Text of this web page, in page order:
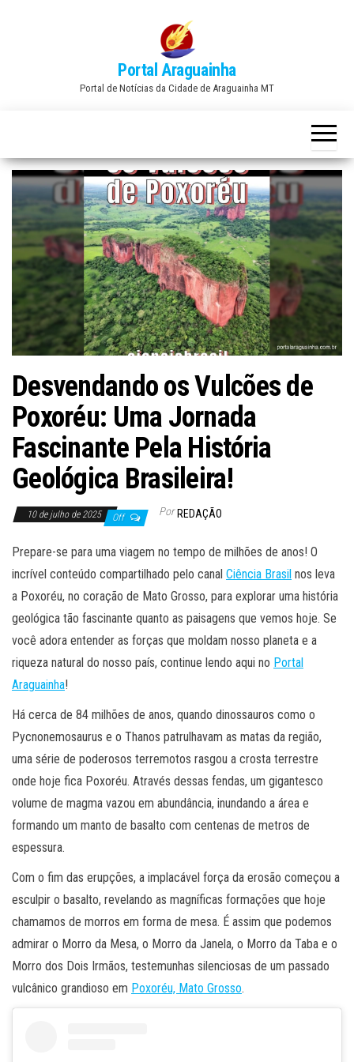
Portal Araguainha
Portal de Notícias da Cidade de Araguainha MT
Desvendando os Vulcões de
Poxoréu: Uma Jornada
Fascinante Pela História
Geológica Brasileira!
10 de julho de 2025 Off Por REDAÇÃO
Prepare-se para uma viagem no tempo de milhões de anos! O
incrível conteúdo compartilhado pelo canal Ciência Brasil nos leva
a Poxoréu, no coração de Mato Grosso, para explorar uma história
geológica tão fascinante quanto as paisagens que vemos hoje. Se
você adora entender as forças que moldam nosso planeta e a
riqueza natural do nosso país, continue lendo aqui no Portal
Araguainha!
Há cerca de 84 milhões de anos, quando dinossauros como o
Pycnonemosaurus e o Thanos patrulhavam as matas da região,
uma série de poderosos terremotos rasgou a crosta terrestre
onde hoje fica Poxoréu. Através dessas fendas, um gigantesco
volume de magma vazou em abundância, inundando a área e
formando um manto de basalto com centenas de metros de
espessura.
Com o fim das erupções, a implacável força da erosão começou a
esculpir o basalto, revelando as magníficas formações que hoje
chamamos de morros em forma de mesa. É assim que podemos
admirar o Morro da Mesa, o Morro da Janela, o Morro da Taba e o
Morro dos Dois Irmãos, testemunhas silenciosas de um passado
vulcânico grandioso em Poxoréu, Mato Grosso.